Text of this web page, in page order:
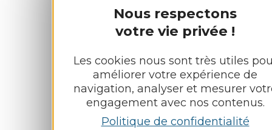
Nous respectons
votre vie privée !
Les cookies nous sont très utiles
améliorer votre expérience de
navigation, analyser et mesurer
engagement avec nos contenus.
Politique de confidentialité